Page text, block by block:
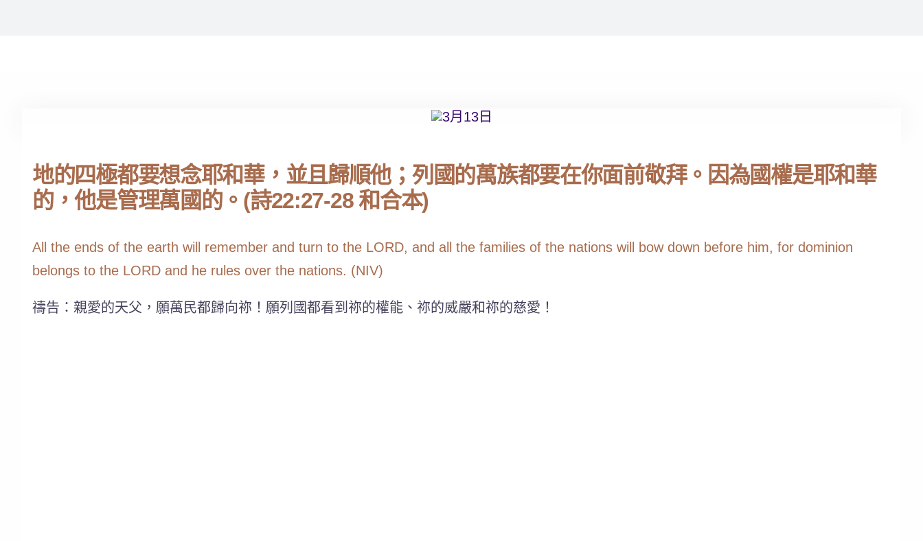
地的四極都要想念耶和華，並且歸順他；列國的萬族都要在你面前敬拜。因為國權是耶和華
的，他是管理萬國的。(詩22:27-28 和合本)
All the ends of the earth will remember and turn to the LORD, and all the families of the nations will bow down before him, for dominion
belongs to the LORD and he rules over the nations. (NIV)
禱告：親愛的天父，願萬民都歸向祢！願列國都看到祢的權能、祢的威嚴和祢的慈愛！